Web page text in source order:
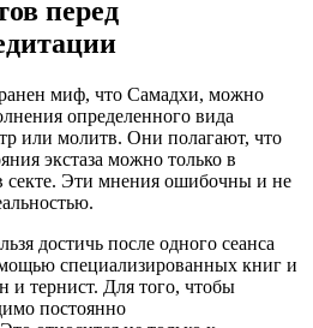
перед
миф, что Самадхи, можно
определенного вида
или молитв. Они полагают, что
экстаза можно только в
секте. Эти мнения ошибочны и не
достичь после одного сеанса
специализированных книг и
и тернист. Для того, чтобы
постоянно